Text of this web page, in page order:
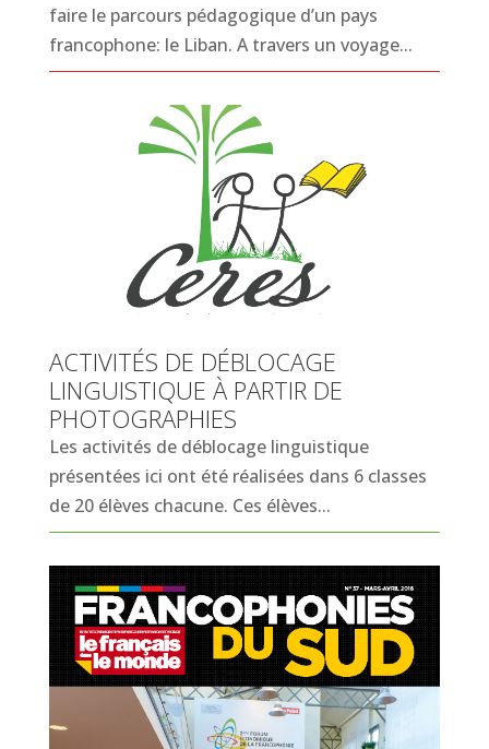
faire le parcours pédagogique d’un pays
francophone: le Liban. A travers un voyage...
ACTIVITÉS DE DÉBLOCAGE
LINGUISTIQUE À PARTIR DE
PHOTOGRAPHIES
Les activités de déblocage linguistique
présentées ici ont été réalisées dans 6 classes
de 20 élèves chacune. Ces élèves...